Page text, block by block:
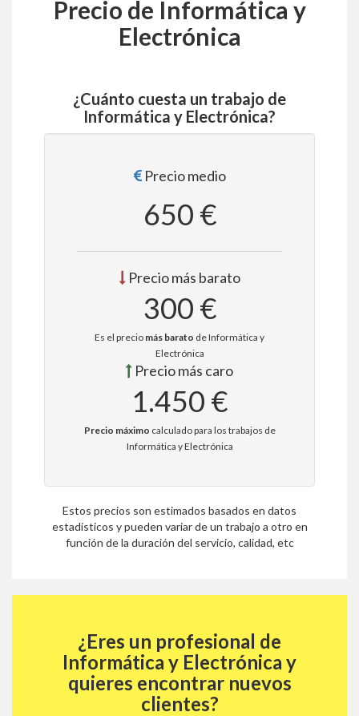
Precio de Informática y
Electrónica
¿Cuánto cuesta un trabajo de
Informática y Electrónica?
Precio medio
650 €
Precio más barato
300 €
Es el precio más barato de Informática y
Electrónica
Precio más caro
1.450 €
Precio máximo calculado para los trabajos de
Informática y Electrónica
Estos precios son estimados basados en datos
estadísticos y pueden variar de un trabajo a otro en
función de la duración del servicio, calidad, etc
¿Eres un profesional de
Informática y Electrónica y
quieres encontrar nuevos
clientes?